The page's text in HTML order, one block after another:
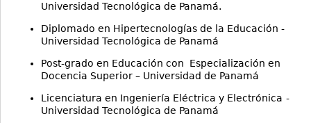
Universidad Tecnológica de Panamá.
Diplomado en Hipertecnologías de la Educación -
Universidad Tecnológica de Panamá
Post-grado en Educación con Especialización en
Docencia Superior – Universidad de Panamá
Licenciatura en Ingeniería Eléctrica y Electrónica -
Universidad Tecnológica de Panamá